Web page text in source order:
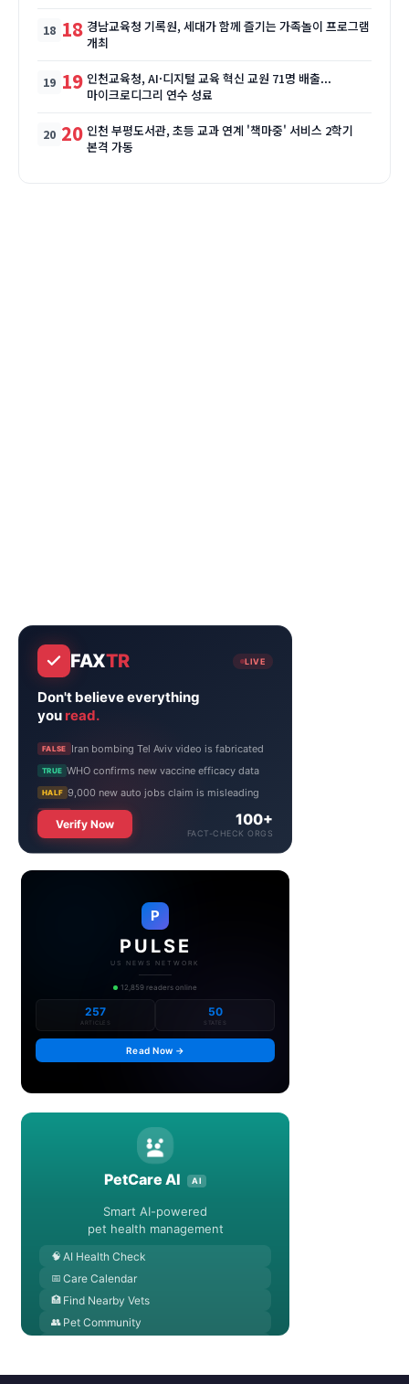
18 경남교육청 기록원, 세대가 함께 즐기는 가족놀이 프로그램
개최
19 인천교육청, AI·디지털 교육 혁신 교원 71명 배출...
마이크로디그리 연수 성료
20 인천 부평도서관, 초등 교과 연계 '책마중' 서비스 2학기
본격 가동